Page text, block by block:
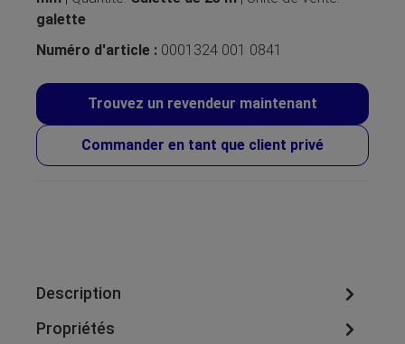
galette
Numéro d'article : 0001324 001 0841
Trouvez un revendeur maintenant
Commander en tant que client privé
Description
Propriétés